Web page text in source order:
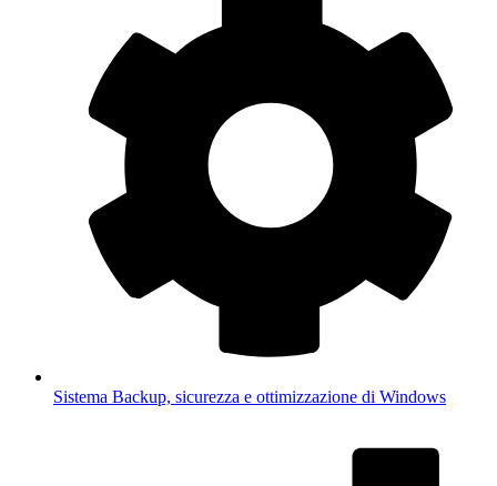
Sistema Backup, sicurezza e ottimizzazione di Windows